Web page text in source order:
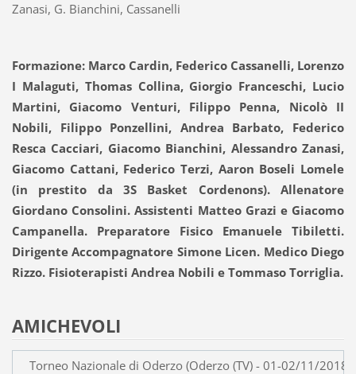
Zanasi, G. Bianchini, Cassanelli
Formazione: Marco Cardin, Federico Cassanelli, Lorenzo
I Malaguti, Thomas Collina, Giorgio Franceschi, Lucio
Martini, Giacomo Venturi, Filippo Penna, Nicolò II
Nobili, Filippo Ponzellini, Andrea Barbato, Federico
Resca Cacciari, Giacomo Bianchini, Alessandro Zanasi,
Giacomo Cattani, Federico Terzi, Aaron Boseli Lomele
(in prestito da 3S Basket Cordenons). Allenatore
Giordano Consolini. Assistenti Matteo Grazi e Giacomo
Campanella. Preparatore Fisico Emanuele Tibiletti.
Dirigente Accompagnatore Simone Licen. Medico Diego
Rizzo. Fisioterapisti Andrea Nobili e Tommaso Torriglia.
AMICHEVOLI
Torneo Nazionale di Oderzo (Oderzo (TV) - 01-02/11/2018)